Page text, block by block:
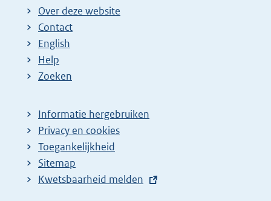
Over deze website
Contact
English
Help
Zoeken
Informatie hergebruiken
Privacy en cookies
Toegankelijkheid
Sitemap
E
Kwetsbaarheid melden